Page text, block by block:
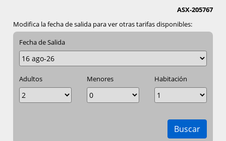
ASX-205767
Modifica la fecha de salida para ver otras tarifas disponibles:
Fecha de Salida
Adultos Menores Habitación
Buscar